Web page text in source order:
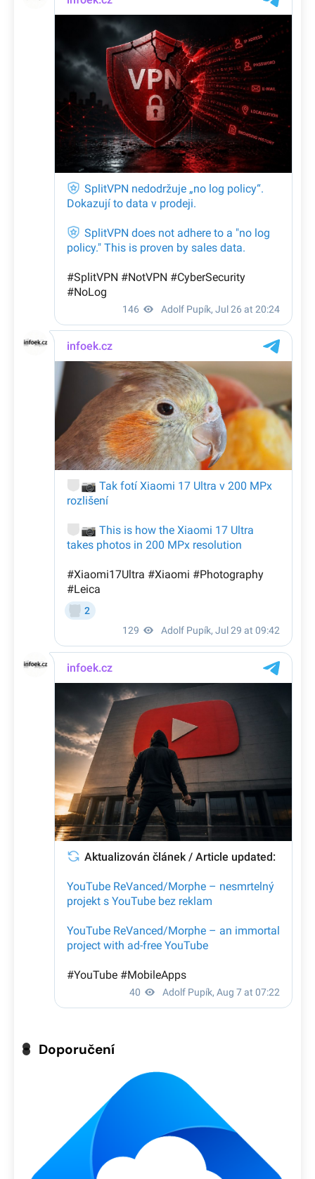
Doporučení